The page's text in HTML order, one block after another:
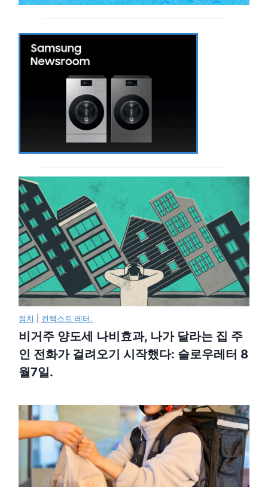
정치 컨텍스트 레터.
비거주 양도세 나비효과, 나가 달라는 집 주
인 전화가 걸려오기 시작했다: 슬로우레터 8
월7일.